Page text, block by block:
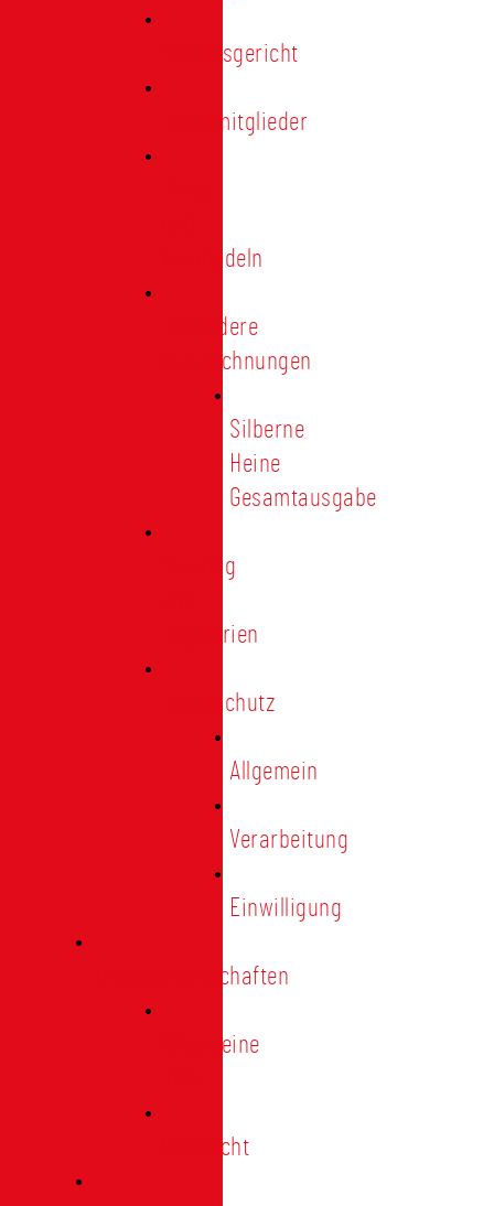
Schiedsgericht
Ehrenmitglieder
Treunadeln
Besondere
Auszeichnungen
Silberne
Heine
Gesamtausgabe
Satzung
Regularien
Datenschutz
Allgemein
Verarbeitung
Einwilligung
Tischgemeinschaften
Allgemeine
Übersicht